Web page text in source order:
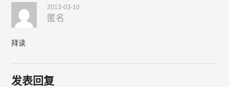
2013-03-10
匿名
拜读
发表回复